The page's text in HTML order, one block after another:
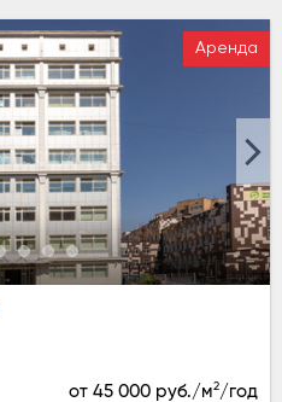
Аренда
от 45 000 руб./м2/год